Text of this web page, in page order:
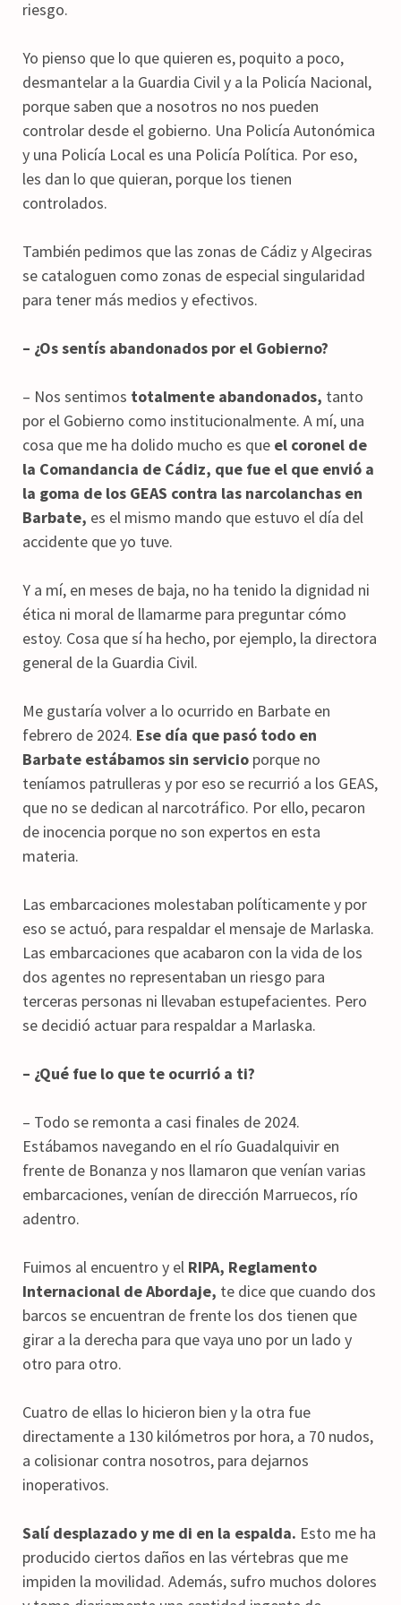
riesgo.
Yo pienso que lo que quieren es, poquito a poco,
desmantelar a la Guardia Civil y a la Policía Nacional,
porque saben que a nosotros no nos pueden
controlar desde el gobierno. Una Policía Autonómica
y una Policía Local es una Policía Política. Por eso,
les dan lo que quieran, porque los tienen
controlados.
También pedimos que las zonas de Cádiz y Algeciras
se cataloguen como zonas de especial singularidad
para tener más medios y efectivos.
– ¿Os sentís abandonados por el Gobierno?
– Nos sentimos totalmente abandonados, tanto
por el Gobierno como institucionalmente. A mí, una
cosa que me ha dolido mucho es que el coronel de
la Comandancia de Cádiz, que fue el que envió a
la goma de los GEAS contra las narcolanchas en
Barbate, es el mismo mando que estuvo el día del
accidente que yo tuve.
Y a mí, en meses de baja, no ha tenido la dignidad ni
ética ni moral de llamarme para preguntar cómo
estoy. Cosa que sí ha hecho, por ejemplo, la directora
general de la Guardia Civil.
Me gustaría volver a lo ocurrido en Barbate en
febrero de 2024. Ese día que pasó todo en
Barbate estábamos sin servicio porque no
teníamos patrulleras y por eso se recurrió a los GEAS,
que no se dedican al narcotráfico. Por ello, pecaron
de inocencia porque no son expertos en esta
materia.
Las embarcaciones molestaban políticamente y por
eso se actuó, para respaldar el mensaje de Marlaska.
Las embarcaciones que acabaron con la vida de los
dos agentes no representaban un riesgo para
terceras personas ni llevaban estupefacientes. Pero
se decidió actuar para respaldar a Marlaska.
– ¿Qué fue lo que te ocurrió a ti?
– Todo se remonta a casi finales de 2024.
Estábamos navegando en el río Guadalquivir en
frente de Bonanza y nos llamaron que venían varias
embarcaciones, venían de dirección Marruecos, río
adentro.
Fuimos al encuentro y el RIPA, Reglamento
Internacional de Abordaje, te dice que cuando dos
barcos se encuentran de frente los dos tienen que
girar a la derecha para que vaya uno por un lado y
otro para otro.
Cuatro de ellas lo hicieron bien y la otra fue
directamente a 130 kilómetros por hora, a 70 nudos,
a colisionar contra nosotros, para dejarnos
inoperativos.
Salí desplazado y me di en la espalda. Esto me ha
producido ciertos daños en las vértebras que me
impiden la movilidad. Además, sufro muchos dolores